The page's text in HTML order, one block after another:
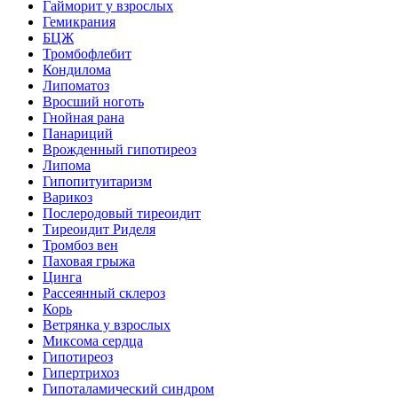
Гайморит у взрослых
Гемикрания
БЦЖ
Тромбофлебит
Кондилома
Липоматоз
Вросший ноготь
Гнойная рана
Панариций
Врожденный гипотиреоз
Липома
Гипопитуитаризм
Варикоз
Послеродовый тиреоидит
Тиреоидит Риделя
Тромбоз вен
Паховая грыжа
Цинга
Рассеянный склероз
Корь
Ветрянка у взрослых
Миксома сердца
Гипотиреоз
Гипертрихоз
Гипоталамический синдром